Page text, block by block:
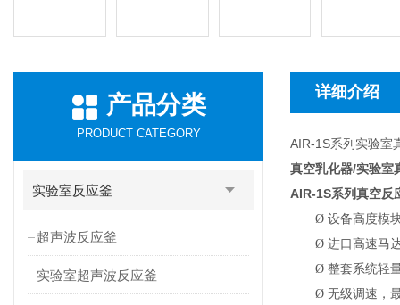
产品分类
PRODUCT CATEGORY
实验室反应釜
超声波反应釜
实验室超声波反应釜
详细介绍
AIR-1S系列实验室
真空乳化器/实验室
AIR-1S系列真空反
Ø 设备高度模
Ø 进口高速马
Ø 整套系统轻
Ø 无级调速，